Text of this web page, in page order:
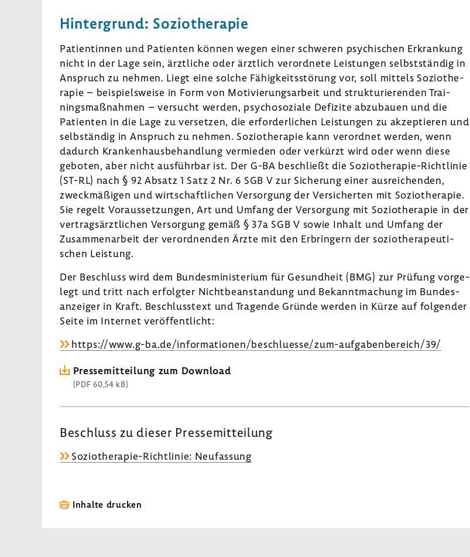
Hinter­grund: Sozio­the­rapie
Pati­en­tinnen und Pati­enten können wegen einer schweren psychi­schen Erkran­kung
nicht in der Lage sein, ärzt­liche oder ärzt­lich verord­nete Leis­tungen selbst­ständig in
Anspruch zu nehmen. Liegt eine solche Fähig­keits­stö­rung vor, soll mittels Sozio­the­
rapie – beispiels­weise in Form von Moti­vie­rungs­ar­beit und struk­tu­rie­renden Trai­
nings­maß­nahmen – versucht werden, psycho­so­ziale Defi­zite abzu­bauen und die
Pati­enten in die Lage zu versetzen, die erfor­der­li­chen Leis­tungen zu akzep­tieren und
selb­ständig in Anspruch zu nehmen. Sozio­the­rapie kann verordnet werden, wenn
dadurch Kran­ken­haus­be­hand­lung vermieden oder verkürzt wird oder wenn diese
geboten, aber nicht ausführbar ist. Der G-BA beschließt die Soziotherapie-​Richtlinie
(ST-RL) nach § 92 Absatz 1 Satz 2 Nr. 6 SGB V zur Siche­rung einer ausrei­chenden,
zweck­mä­ßigen und wirt­schaft­li­chen Versor­gung der Versi­cherten mit Sozio­the­rapie.
Sie regelt Voraus­set­zungen, Art und Umfang der Versor­gung mit Sozio­the­rapie in der
vertrags­ärzt­li­chen Versor­gung gemäß § 37a SGB V sowie Inhalt und Umfang der
Zusam­men­ar­beit der verord­nenden Ärzte mit den Erbrin­gern der sozio­the­ra­peu­ti­
schen Leis­tung.
Der Beschluss wird dem Bundes­mi­nis­te­rium für Gesund­heit (BMG) zur Prüfung vorge­
legt und tritt nach erfolgter Nicht­be­an­stan­dung und Bekannt­ma­chung im Bundes­
an­zeiger in Kraft. Beschluss­text und Tragende Gründe werden in Kürze auf folgender
Seite im Internet veröf­fent­licht:
https://www.g-ba.de/infor­ma­tionen/beschluesse/zum-​aufgabenbereich/39/
Pres­se­mit­tei­lung zum Down­load
(PDF 60,54 kB)
Beschluss zu dieser Pres­se­mit­tei­lung
Soziotherapie-​Richtlinie: Neufas­sung
Inhalte drucken